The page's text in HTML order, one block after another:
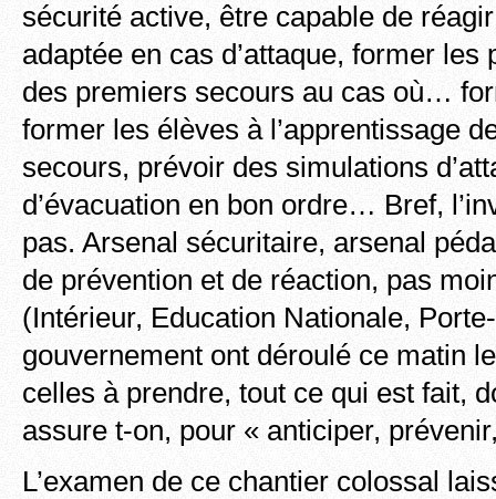
sécurité active, être capable de
adaptée en cas d’attaque, former les
des premiers secours au cas où…
former les élèves à l’apprentissage
secours, prévoir des simulations
d’évacuation en bon ordre… Bref,
pas. Arsenal sécuritaire, arsenal
de prévention et de réaction, pas
(Intérieur, Education Nationale,
gouvernement ont déroulé ce matin
celles à prendre, tout ce qui est fait,
assure t-on, pour « anticiper,
L’examen de ce chantier colossal